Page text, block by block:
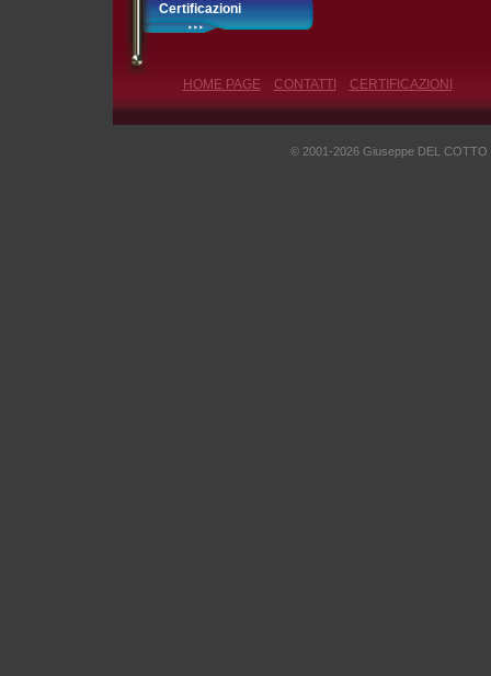
Certificazioni
HOME PAGE CONTATTI CERTIFICAZIONI
© 2001-2026 Giuseppe DEL